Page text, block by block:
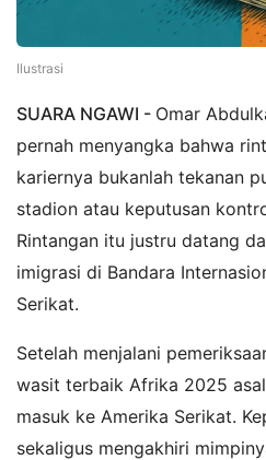
Ilustrasi
SUARA NGAWI - Omar
pernah menyangka bahwa
kariernya bukanlah tekanan
stadion atau keputusan
Rintangan itu justru datang
imigrasi di Bandara
Serikat.
Setelah menjalani
wasit terbaik Afrika 2025
masuk ke Amerika Serikat.
sekaligus mengakhiri